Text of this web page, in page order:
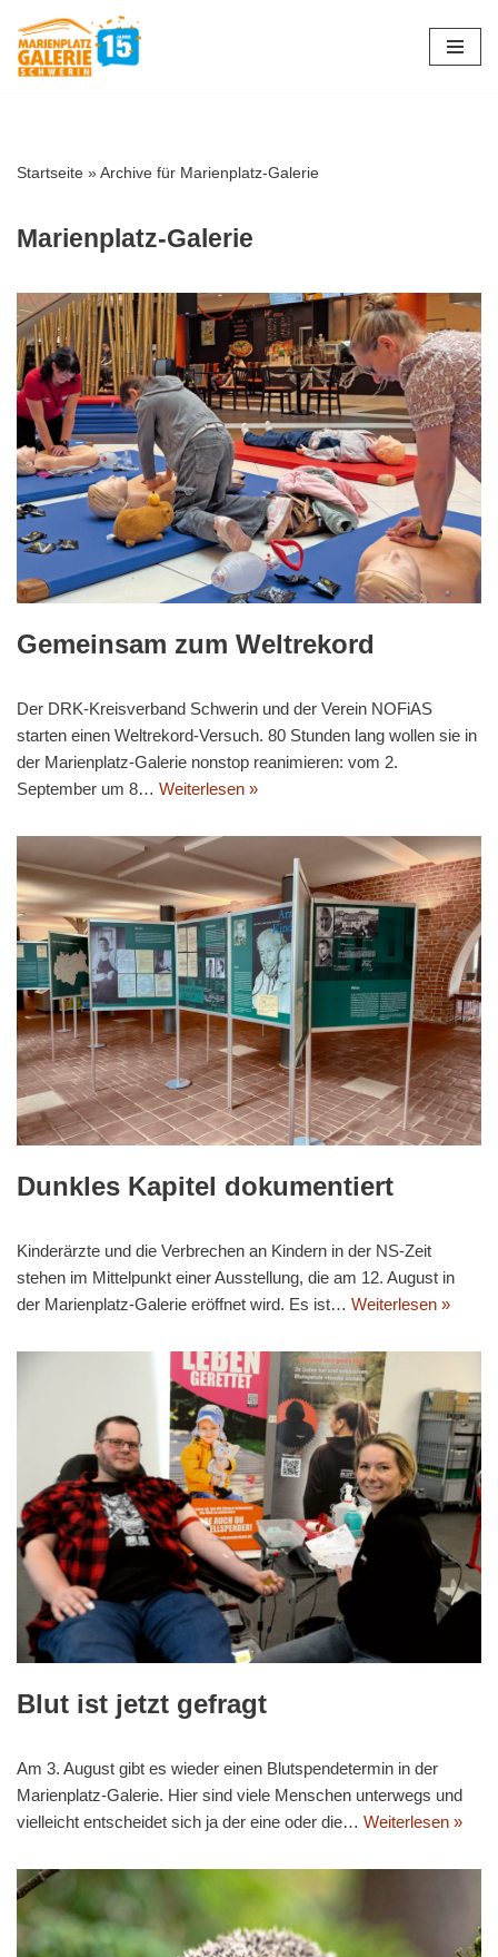
Zum
Startseite »Archive für Marienplatz-Galerie
Marienplatz-Galerie
Gemeinsam zum Weltrekord
Der DRK-Kreisverband Schwerin und der Verein NOFiAS
starten einen Weltrekord-Versuch. 80 Stunden lang wollen sie in
der Marienplatz-Galerie nonstop reanimieren: vom 2.
September um 8… Weiterlesen »
Dunkles Kapitel dokumentiert
Kinderärzte und die Verbrechen an Kindern in der NS-Zeit
stehen im Mittelpunkt einer Ausstellung, die am 12. August in
der Marienplatz-Galerie eröffnet wird. Es ist… Weiterlesen »
Blut ist jetzt gefragt
Am 3. August gibt es wieder einen Blutspendetermin in der
Marienplatz-Galerie. Hier sind viele Menschen unterwegs und
vielleicht entscheidet sich ja der eine oder die… Weiterlesen »